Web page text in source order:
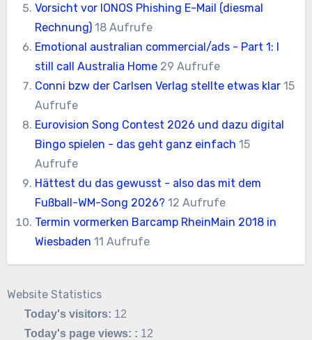
Vorsicht vor IONOS Phishing E-Mail (diesmal
Rechnung) 18 Aufrufe
Emotional australian commercial/ads - Part 1: I
still call Australia Home 29 Aufrufe
Conni bzw der Carlsen Verlag stellte etwas klar 15
Aufrufe
Eurovision Song Contest 2026 und dazu digital
Bingo spielen - das geht ganz einfach 15
Aufrufe
Hättest du das gewusst - also das mit dem
Fußball-WM-Song 2026? 12 Aufrufe
Termin vormerken Barcamp RheinMain 2018 in
Wiesbaden 11 Aufrufe
Website Statistics
Today's visitors: 12
Today's page views: : 12